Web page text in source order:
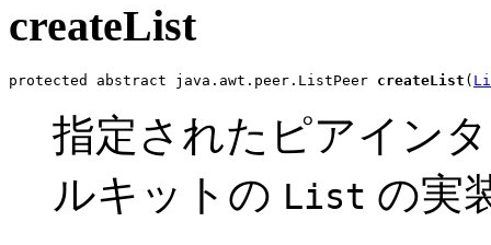
createList
protected abstract java.awt.peer.ListPeer createList (
指定されたピアイン
ルキットの List の実